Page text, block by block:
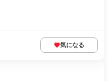
気になる